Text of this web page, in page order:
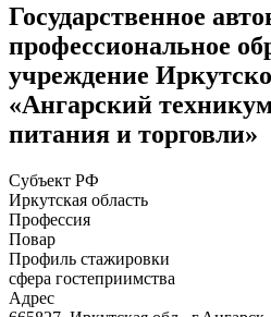
Государственное
профессиональное
учреждение
«Ангарский
питания и торговли»
Субъект РФ
Иркутская область
Профессия
Повар
Профиль стажировки
сфера гостеприимства
Адрес